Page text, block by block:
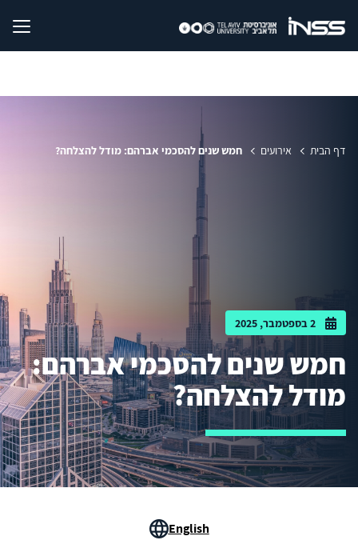
דף הבית אירועים חמש שנים להסכמי אברהם: מודל להצלחה?
2 בספטמבר, 2025
חמש שנים להסכמי אברהם:
מודל להצלחה?
English